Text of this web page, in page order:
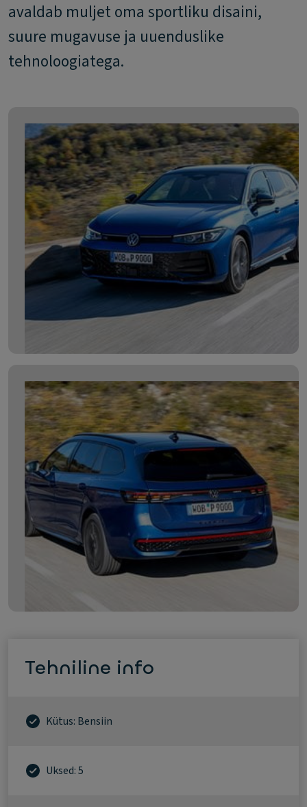
avaldab muljet oma sportliku disaini,
suure mugavuse ja uuenduslike
tehnoloogiatega.
Tehniline info
Kütus: Bensiin
Uksed: 5